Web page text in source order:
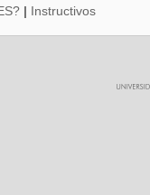
| Instructivos